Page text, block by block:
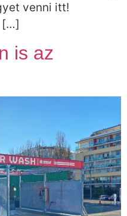
venni itt!
[…]
is az